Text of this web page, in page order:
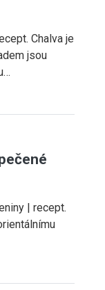
Chalva je
jsou
| recept.